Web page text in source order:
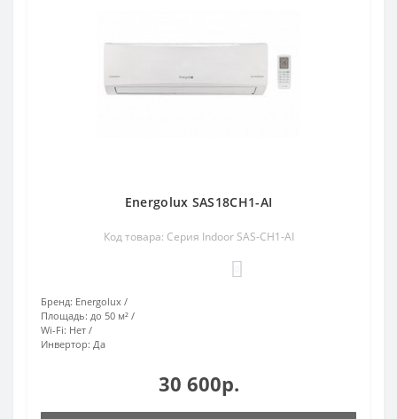
Energolux SAS18CH1-AI
Код товара: Серия Indoor SAS-CH1-AI
Бренд: Energolux
Площадь: до 50 м²
Wi-Fi: Нет
Инвертор: Да
30 600р.